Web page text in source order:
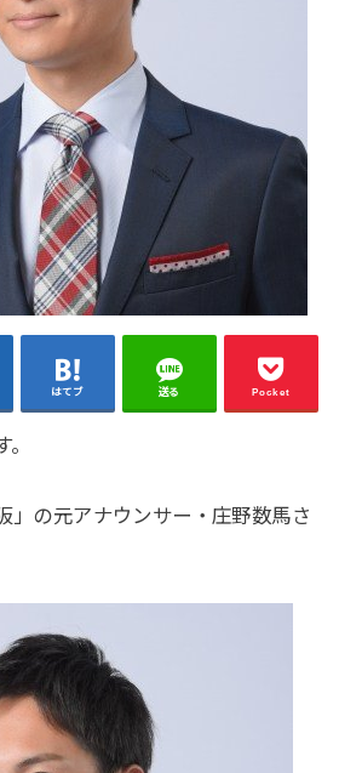
はてブ 送る Pocket
」の元アナウンサー・庄野数馬さ